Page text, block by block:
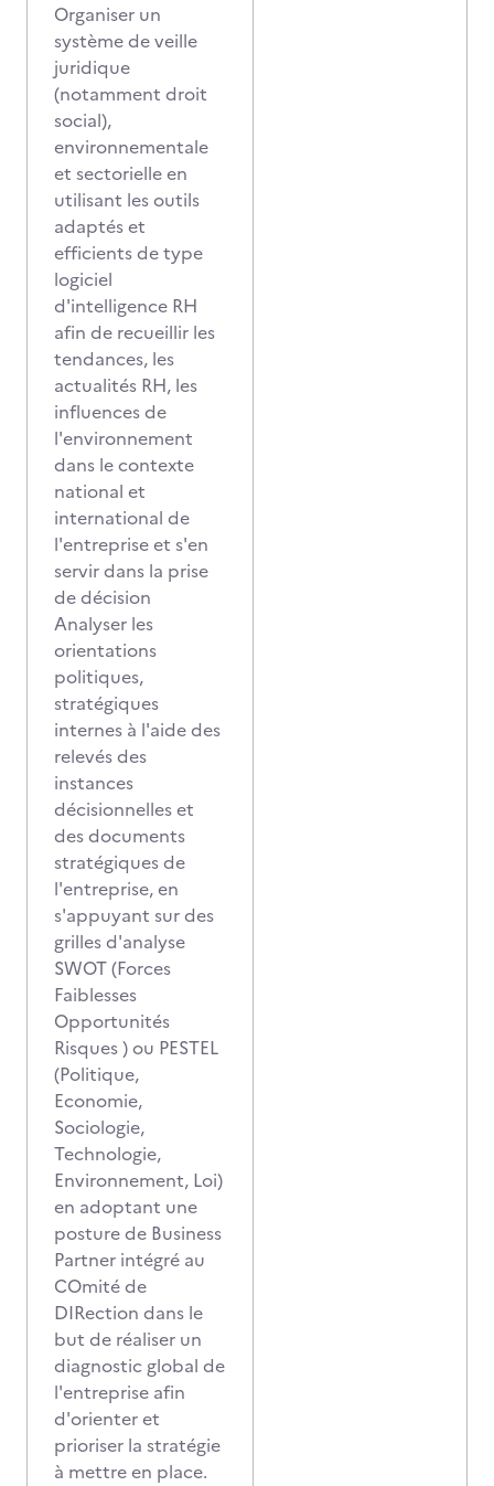
Organiser un
système de veille
juridique
(notamment droit
social),
environnementale
et sectorielle en
utilisant les outils
adaptés et
efficients de type
logiciel
d'intelligence RH
afin de recueillir les
tendances, les
actualités RH, les
influences de
l'environnement
dans le contexte
national et
international de
l'entreprise et s'en
servir dans la prise
de décision
Analyser les
orientations
politiques,
stratégiques
internes à l'aide des
relevés des
instances
décisionnelles et
des documents
stratégiques de
l'entreprise, en
s'appuyant sur des
grilles d'analyse
SWOT (Forces
Faiblesses
Opportunités
Risques ) ou PESTEL
(Politique,
Economie,
Sociologie,
Technologie,
Environnement, Loi)
en adoptant une
posture de Business
Partner intégré au
COmité de
DIRection dans le
but de réaliser un
diagnostic global de
l'entreprise afin
d'orienter et
prioriser la stratégie
à mettre en place.